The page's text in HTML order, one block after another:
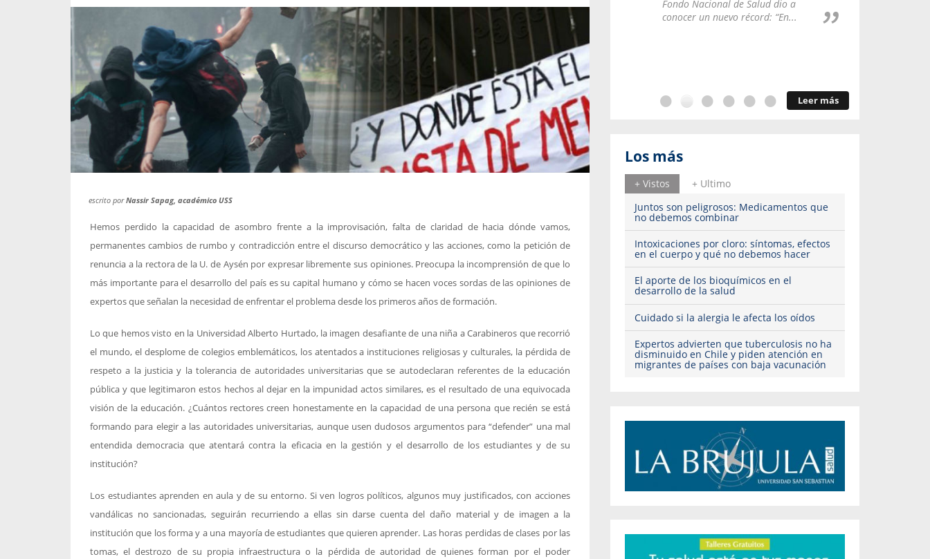
escrito porNassir Sapag, académico USS
Hemos perdido la capacidad de asombro frente a la improvisación, falta de claridad de hacia dónde vamos,
permanentes cambios de rumbo y contradicción entre el discurso democrático y las acciones, como la petición de
renuncia a la rectora de la U. de Aysén por expresar libremente sus opiniones. Preocupa la incomprensión de que lo
más importante para el desarrollo del país es su capital humano y cómo se hacen voces sordas de las opiniones de
expertos que señalan la necesidad de enfrentar el problema desde los primeros años de formación.
Lo que hemos visto en la Universidad Alberto Hurtado, la imagen desafiante de una niña a Carabineros que recorrió
el mundo, el desplome de colegios emblemáticos, los atentados a instituciones religiosas y culturales, la pérdida de
respeto a la justicia y la tolerancia de autoridades universitarias que se autodeclaran referentes de la educación
pública y que legitimaron estos hechos al dejar en la impunidad actos similares, es el resultado de una equivocada
visión de la educación. ¿Cuántos rectores creen honestamente en la capacidad de una persona que recién se está
formando para elegir a las autoridades universitarias, aunque usen dudosos argumentos para “defender” una mal
entendida democracia que atentará contra la eficacia en la gestión y el desarrollo de los estudiantes y de su
institución?
Los estudiantes aprenden en aula y de su entorno. Si ven logros políticos, algunos muy justificados, con acciones
vandálicas no sancionadas, seguirán recurriendo a ellas sin darse cuenta del daño material y de imagen a la
institución que los forma y a una mayoría de estudiantes que quieren aprender. Las horas perdidas de clases por las
tomas, el destrozo de su propia infraestructura o la pérdida de autoridad de quienes forman por el poder
sobre viajes al extranjero
que deben hacer...
embargo, estas son las...
Fondo Nacional de Salud dio a
conocer un nuevo récord: “En...
Leer más
Los más
+ Vistos
+ Ultimo
Juntos son peligrosos: Medicamentos que
no debemos combinar
Intoxicaciones por cloro: síntomas, efectos
en el cuerpo y qué no debemos hacer
El aporte de los bioquímicos en el
desarrollo de la salud
Cuidado si la alergia le afecta los oídos
Expertos advierten que tuberculosis no ha
disminuido en Chile y piden atención en
migrantes de países con baja vacunación